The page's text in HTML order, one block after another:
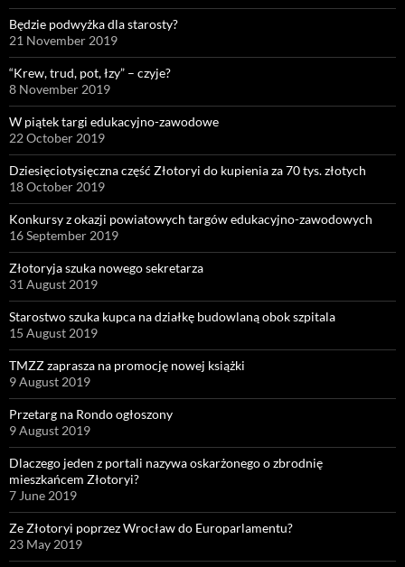
Będzie podwyżka dla starosty?
21 November 2019
“Krew, trud, pot, łzy” – czyje?
8 November 2019
W piątek targi edukacyjno-zawodowe
22 October 2019
Dziesięciotysięczna część Złotoryi do kupienia za 70 tys. złotych
18 October 2019
Konkursy z okazji powiatowych targów edukacyjno-zawodowych
16 September 2019
Złotoryja szuka nowego sekretarza
31 August 2019
Starostwo szuka kupca na działkę budowlaną obok szpitala
15 August 2019
TMZZ zaprasza na promocję nowej książki
9 August 2019
Przetarg na Rondo ogłoszony
9 August 2019
Dlaczego jeden z portali nazywa oskarżonego o zbrodnię
mieszkańcem Złotoryi?
7 June 2019
Ze Złotoryi poprzez Wrocław do Europarlamentu?
23 May 2019